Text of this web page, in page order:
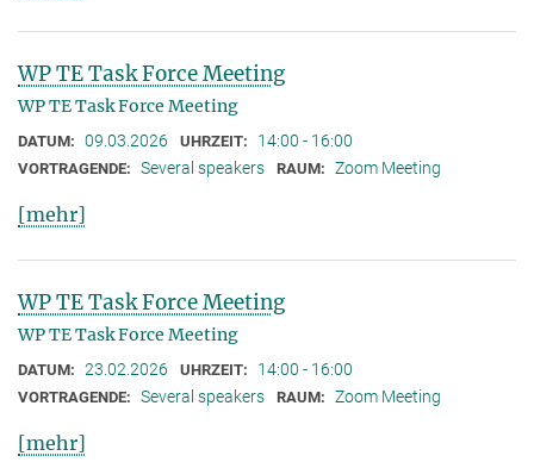
WP TE Task Force Meeting
WP TE Task Force Meeting
DATUM: 09.03.2026 UHRZEIT: 14:00 - 16:00
VORTRAGENDE: Several speakers RAUM: Zoom Meeting
[mehr]
WP TE Task Force Meeting
WP TE Task Force Meeting
DATUM: 23.02.2026 UHRZEIT: 14:00 - 16:00
VORTRAGENDE: Several speakers RAUM: Zoom Meeting
[mehr]